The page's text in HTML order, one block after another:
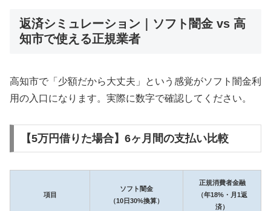
返済シミュレーション｜ソフト闇金 vs 高
知市で使える正規業者
高知市で「少額だから大丈夫」という感覚がソフト闇金利
用の入口になります。実際に数字で確認してください。
【5万円借りた場合】6ヶ月間の支払い比較
項目
ソフト闇金
（10日30%換算）
正規消費者金融
（年18%・月1返
済）